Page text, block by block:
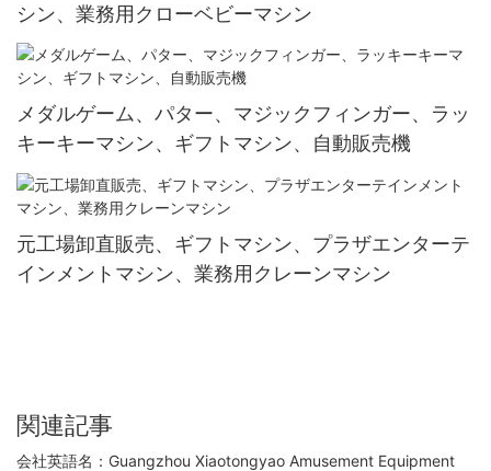
シン、業務用クローベビーマシン
メダルゲーム、パター、マジックフィンガー、ラッ
キーキーマシン、ギフトマシン、自動販売機
元工場卸直販売、ギフトマシン、プラザエンターテ
インメントマシン、業務用クレーンマシン
関連記事
会社英語名：Guangzhou Xiaotongyao Amusement Equipment